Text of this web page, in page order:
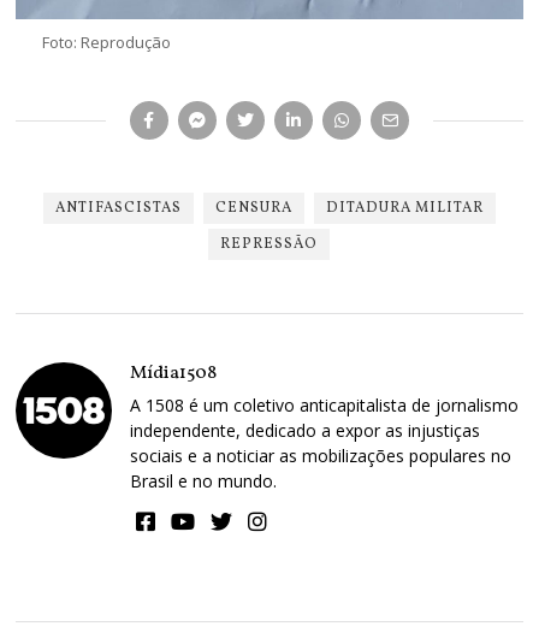
Foto: Reprodução
ANTIFASCISTAS CENSURA
DITADURA MILITAR
REPRESSÃO
Mídia1508
A 1508 é um coletivo anticapitalista de jornalismo
independente, dedicado a expor as injustiças
sociais e a noticiar as mobilizações populares no
Brasil e no mundo.